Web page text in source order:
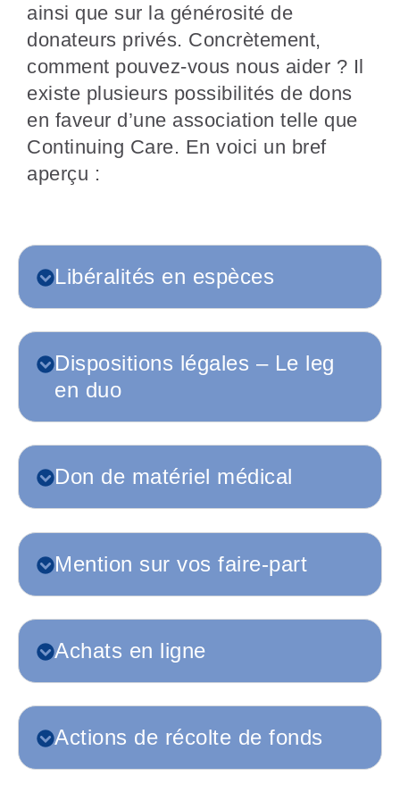
ainsi que sur la générosité de
donateurs privés. Concrètement,
comment pouvez-vous nous aider ? Il
existe plusieurs possibilités de dons
en faveur d’une association telle que
Continuing Care. En voici un bref
aperçu :
Libéralités en espèces
Dispositions légales – Le leg
en duo
Don de matériel médical
Mention sur vos faire-part
Achats en ligne
Actions de récolte de fonds